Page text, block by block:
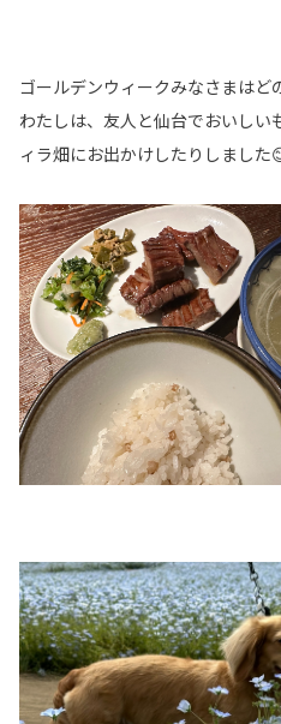
ゴールデンウィークみなさまはど
わたしは、友人と仙台でおいしい
ィラ畑にお出かけしたりしました